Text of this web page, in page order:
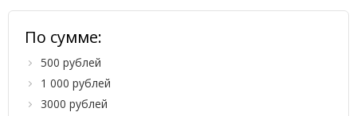
По сумме:
500 рублей
1 000 рублей
3000 рублей